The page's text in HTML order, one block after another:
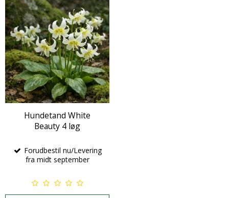
Hundetand White
Beauty 4 løg
Forudbestil nu/Levering
fra midt september